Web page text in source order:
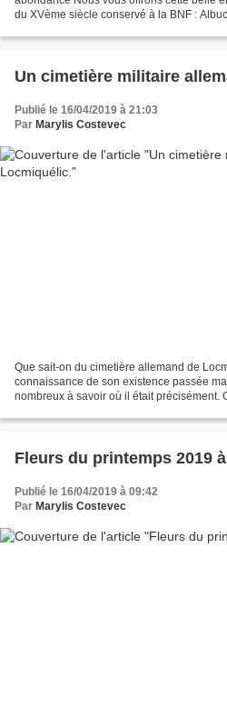
du XVème siècle conservé à la BNF :
Un cimetière militaire
Publié le 16/04/2019 à 21:03
Par Marylis Costevec
Que sait-on du cimetière allemand de
connaissance de son existence passée
nombreux à savoir où il était précisément.
Fleurs du printemps 2019
Publié le 16/04/2019 à 09:42
Par Marylis Costevec